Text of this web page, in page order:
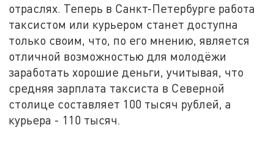
отраслях. Теперь в Санкт-Петербурге работа
таксистом или курьером станет доступна
только своим, что, по его мнению, является
отличной возможностью для молодёжи
заработать хорошие деньги, учитывая, что
средняя зарплата таксиста в Северной
столице составляет 100 тысяч рублей, а
курьера - 110 тысяч.